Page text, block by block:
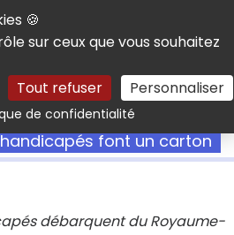
🍪
sur ceux que vous souhaitez
Tout refuser Personnaliser
de confidentialitéRechercher
font un carton
débarquent du Royaume-